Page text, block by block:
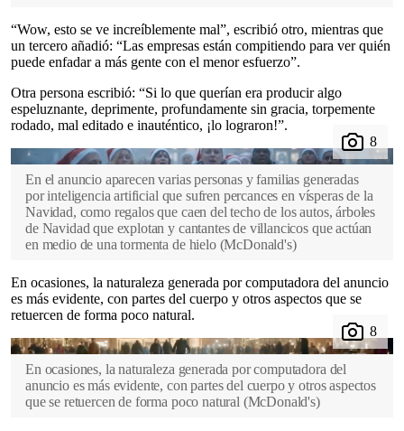
“Wow, esto se ve increíblemente mal”, escribió otro, mientras que
un tercero añadió: “Las empresas están compitiendo para ver quién
puede enfadar a más gente con el menor esfuerzo”.
Otra persona escribió: “Si lo que querían era producir algo
espeluznante, deprimente, profundamente sin gracia, torpemente
rodado, mal editado e inauténtico, ¡lo lograron!”.
En el anuncio aparecen varias personas y familias generadas
por inteligencia artificial que sufren percances en vísperas de la
Navidad, como regalos que caen del techo de los autos, árboles
de Navidad que explotan y cantantes de villancicos que actúan
en medio de una tormenta de hielo (McDonald's)
En ocasiones, la naturaleza generada por computadora del anuncio
es más evidente, con partes del cuerpo y otros aspectos que se
retuercen de forma poco natural.
En ocasiones, la naturaleza generada por computadora del
anuncio es más evidente, con partes del cuerpo y otros aspectos
que se retuercen de forma poco natural (McDonald's)